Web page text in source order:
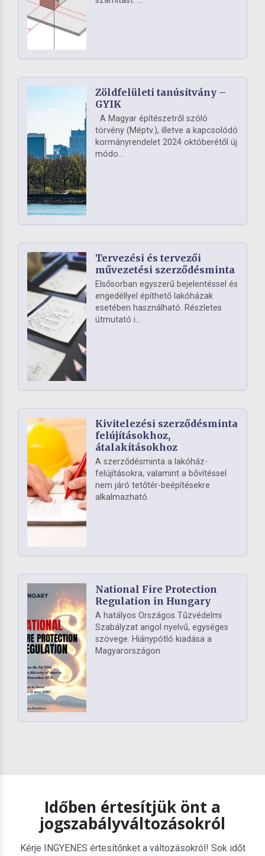
Zöldfelületi tanúsítvány –
GYIK
A Magyar építészetről szóló
törvény (Méptv.), illetve a kapcsolódó
kormányrendelet 2024 októberétől új
módo...
Tervezési és tervezői
művezetési szerződésminta
Elsősorban egyszerű bejelentéssel és
engedéllyel építhető lakóházak
esetében használható. Részletes
útmutató i...
Kivitelezési szerződésminta
felújításokhoz,
átalakításokhoz
A szerződésminta a lakóház-
felújításokra, valamint a bővítéssel
nem járó tetőtér-beépítésekre
alkalmazható.
National Fire Protection
Regulation in Hungary
A hatályos Országos Tűzvédelmi
Szabályzat angol nyelvű, egységes
szövege. Hiánypótló kiadása a
Magyarországon
Időben értesítjük önt a
jogszabályváltozásokról
Kérje INGYENES értesítőnket a változásokról! Sok időt